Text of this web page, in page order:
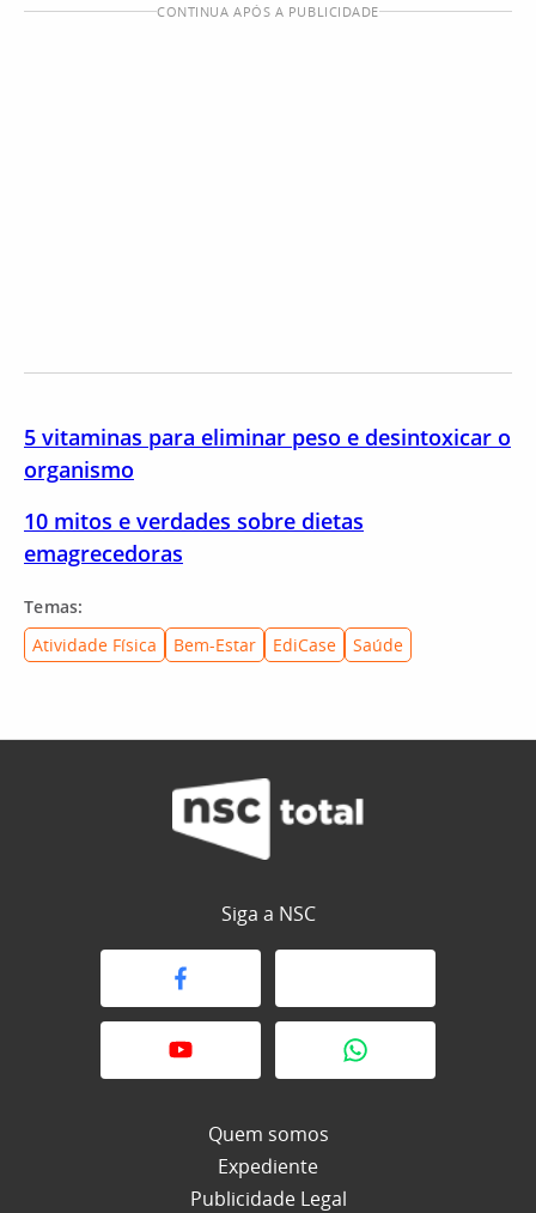
CONTINUA APÓS A PUBLICIDADE
5 vitaminas para eliminar peso e desintoxicar o
organismo
10 mitos e verdades sobre dietas
emagrecedoras
Temas:
Atividade Física
Bem-Estar EdiCase Saúde
Siga a NSC
Quem somos
Expediente
Publicidade Legal